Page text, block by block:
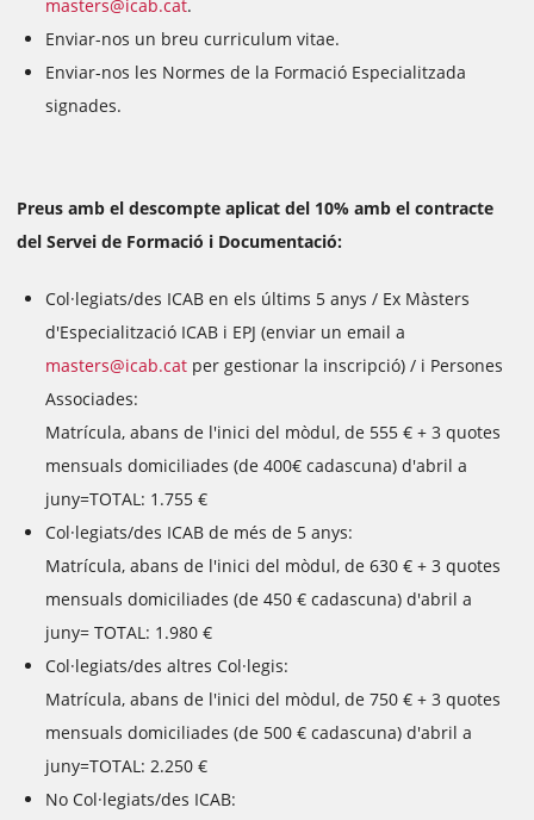
masters@icab.cat.
Enviar-nos un breu curriculum vitae.
Enviar-nos les Normes de la Formació Especialitzada
signades.
Preus amb el descompte aplicat del 10% amb el contracte
del Servei de Formació i Documentació:
Col·legiats/des ICAB en els últims 5 anys / Ex Màsters
d'Especialització ICAB i EPJ (enviar un email a
masters@icab.cat per gestionar la inscripció) / i Persones
Associades:
Matrícula, abans de l'inici del mòdul, de 555 € + 3 quotes
mensuals domiciliades (de 400€ cadascuna) d'abril a
juny=TOTAL: 1.755 €
Col·legiats/des ICAB de més de 5 anys:
Matrícula, abans de l'inici del mòdul, de 630 € + 3 quotes
mensuals domiciliades (de 450 € cadascuna) d'abril a
juny= TOTAL: 1.980 €
Col·legiats/des altres Col·legis:
Matrícula, abans de l'inici del mòdul, de 750 € + 3 quotes
mensuals domiciliades (de 500 € cadascuna) d'abril a
juny=TOTAL: 2.250 €
No Col·legiats/des ICAB: